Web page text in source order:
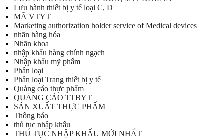
Lưu hành thiết bị y tế loại C, D
MÃ VTYT
Marketing authorization holder service of Medical devices
nhãn hàng hóa
Nhãn khoa
nhập khẩu hàng chính ngạch
Nhập khẩu mỹ phẩm
Phân loại
Phân loại Trang thiết bị y tế
Quảng cáo thực phẩm
QUẢNG CÁO TTBYT
SẢN XUẤT THỰC PHẨM
Thông báo
thủ tục nhập khẩu
THỦ TỤC NHẬP KHẨU MỚI NHẤT